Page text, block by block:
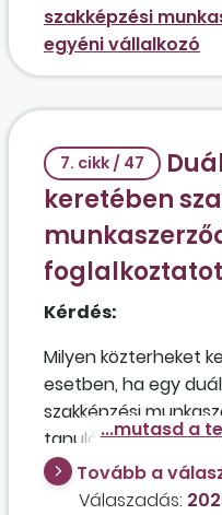
szakképzési
egyéni vállalkozó
7. cikk / 47
keretében
Kérdés:
Milyen közterheket
esetben, ha egy
szakképzési
tanuló szerződés
forint, de a
forint összegű
Tovább a
Válaszadás: